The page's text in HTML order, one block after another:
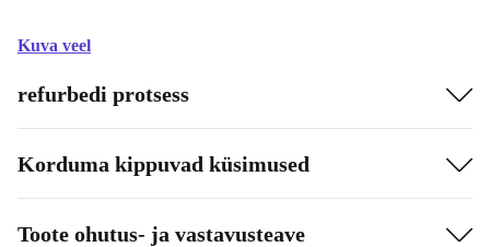
Kuva veel
refurbedi protsess
Korduma kippuvad küsimused
Toote ohutus- ja vastavusteave